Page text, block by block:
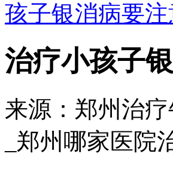
孩子银消病要
治疗小孩子
来源：郑州治
_郑州哪家医院